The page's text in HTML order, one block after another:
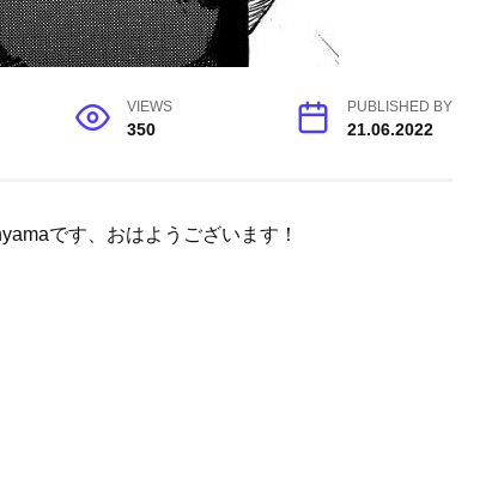
VIEWS
350
PUBLISHED BY
21.06.2022
です、おはようございます！